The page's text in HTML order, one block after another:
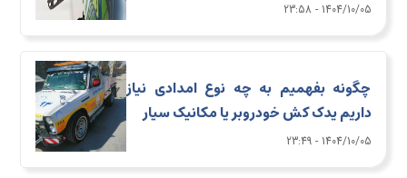
1404/10/05 - 23:58
چگونه بفهمیم به چه نوع امدادی نیاز
داریم یدک کش خودروبر یا مکانیک سیار
1404/10/05 - 23:49